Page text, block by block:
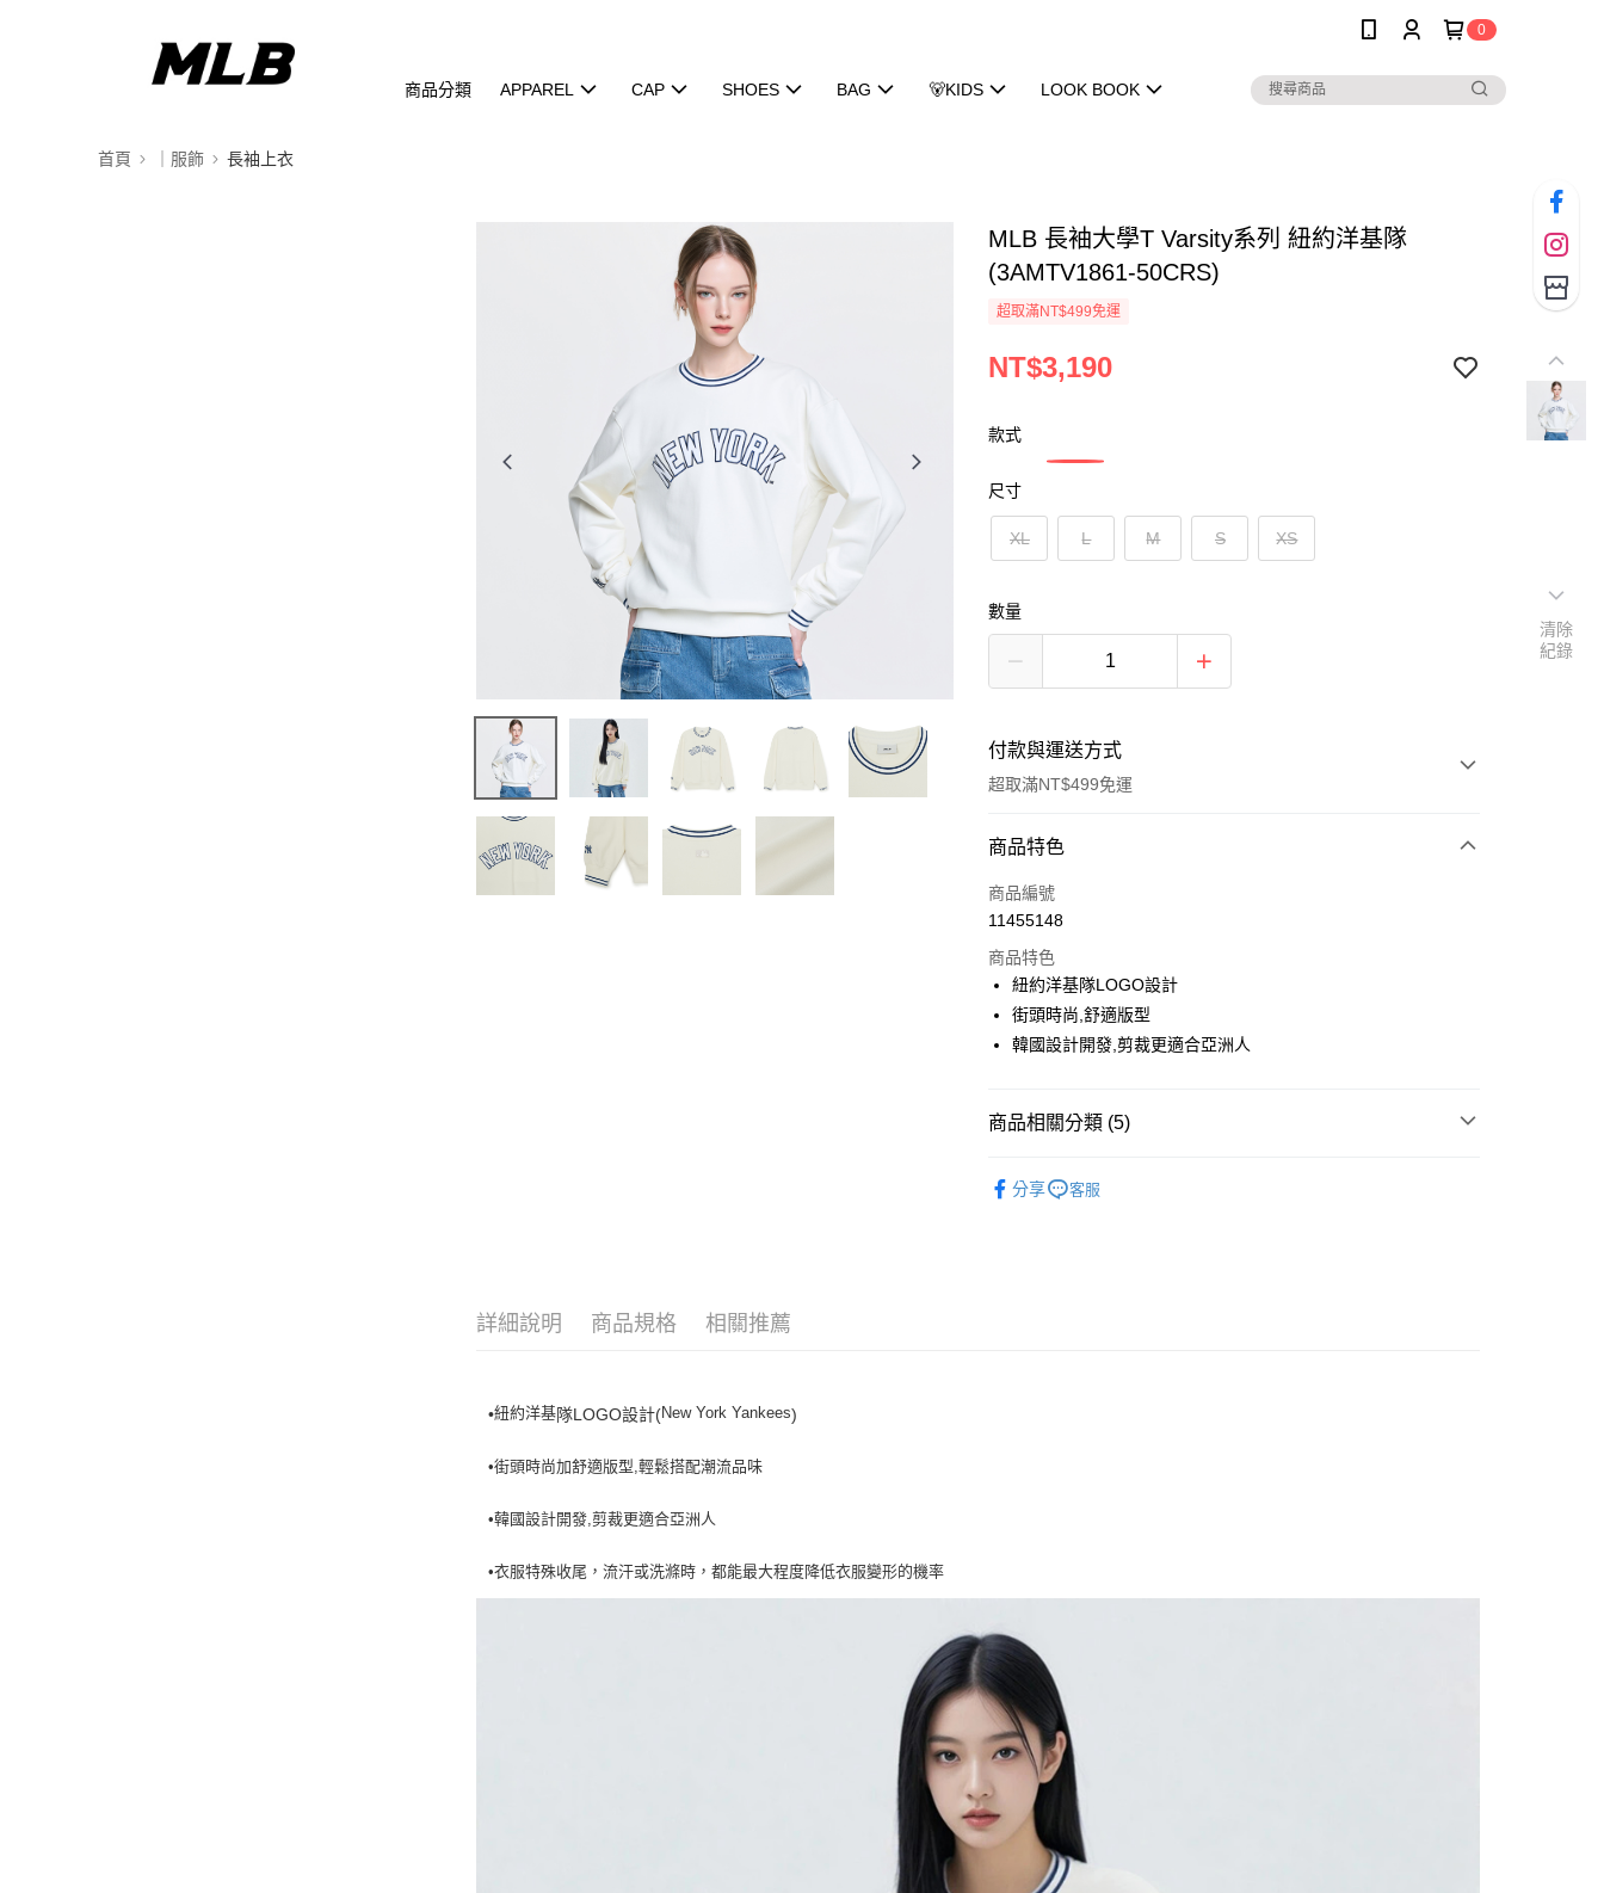
0
商品分類 APPAREL CAP SHOES BAG 🐻KIDS LOOK BOOK
首頁 ｜服飾 長袖上衣
MLB 長袖大學T Varsity系列 紐約洋基隊
(3AMTV1861-50CRS)
超取滿NT$499免運
NT$3,190
款式
尺寸
XL L M S XS
數量
付款與運送方式
超取滿NT$499免運
付款方式
信用卡一次付款
LINE Pay
Apple Pay
悠遊付
運送方式
商品特色
商品編號
11455148
商品特色
紐約洋基隊LOGO設計
街頭時尚,舒適版型
韓國設計開發,剪裁更適合亞洲人
商品相關分類 (5)
分享 客服
詳細說明 商品規格 相關推薦
•紐約洋基隊LOGO設計(New York Yankees)
•街頭時尚加舒適版型,輕鬆搭配潮流品味
•韓國設計開發,剪裁更適合亞洲人
•衣服特殊收尾，流汗或洗滌時，都能最大程度降低衣服變形的機率
清除
紀錄